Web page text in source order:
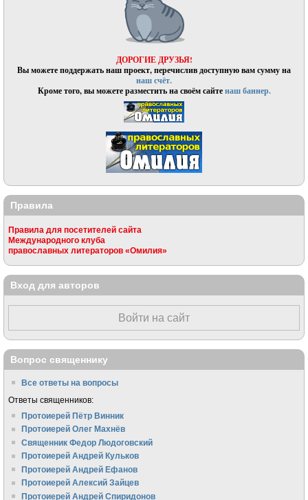
ДОРОГИЕ ДРУЗЬЯ!
Вы можете поддержать наш проект, перечислив доступную вам сумму на
наш счёт.
Кроме того, вы можете разместить на своём сайтенаш баннер.
Правила
Правила для посетителей сайта
Международного клуба
православных литераторов «Омилия»
Вход для авторов
Войти на сайт
Вопрос священнику
Все ответы на вопросы
Ответы священников:
Протоиерей Пётр Винник
Протоиерей Олег Махнёв
Священник Федор Людоговский
Протоиерей Андрей Кульков
Протоиерей Андрей Ефанов
Протоиерей Алексий Зайцев
Протоиерей Андрей Спиридонов